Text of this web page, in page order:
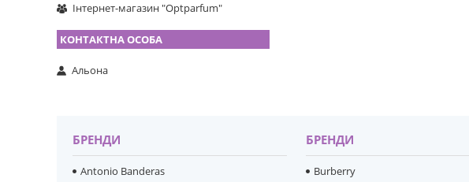
Інтернет-магазин "Optparfum"
Альона
БРЕНДИ
Antonio Banderas
БРЕНДИ
Burberry